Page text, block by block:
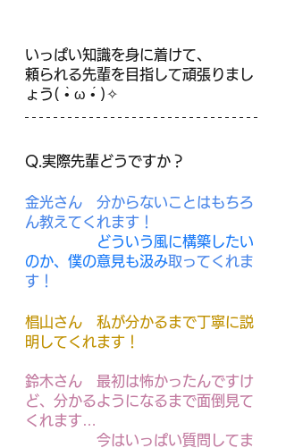
いっぱい知識を身に着けて、
頼られる先輩を目指して頑張りまし
ょう( •̀ ω •́ )✧
Q.実際先輩どうですか？
金光さん　分からないことはもちろ
ん教えてくれます！
どういう風に構築したい
のか、僕の意見も汲み取ってくれま
す！
椙山さん　私が分かるまで丁寧に説
明してくれます！
鈴木さん　最初は怖かったんですけ
ど、分かるようになるまで面倒見て
くれます…
今はいっぱい質問してま